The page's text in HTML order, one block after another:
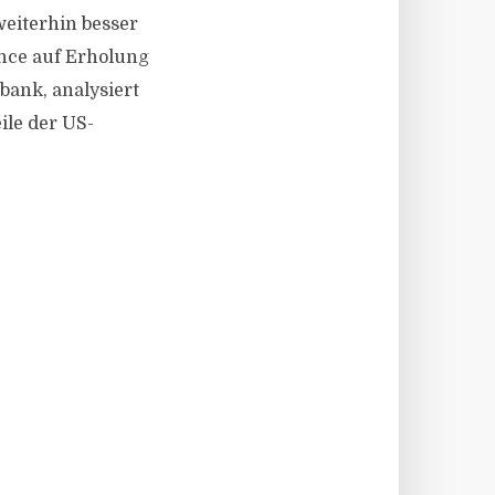
besser
auf Erholung
analysiert
der US-